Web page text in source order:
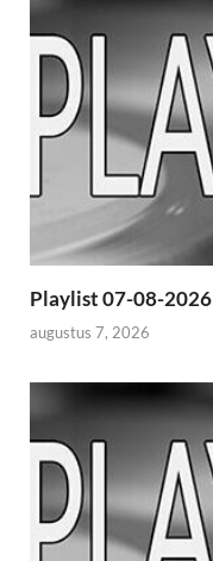
Playlist 07-08-2026
augustus 7, 2026